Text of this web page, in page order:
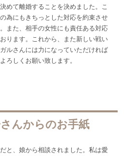
めて離婚することを決めました。こ
為にもきちっとした対応を約束させ
また、相手の女性にも責任ある対応
ります。これから、また新しい戦い
ルさんには力になっていただければ
ろしくお願い致します。
んからのお手紙
と、娘から相談されました。私は愛